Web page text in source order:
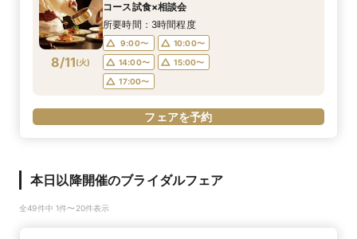
8/11(火)
コース試食×相談会
所要時間：3時間程度
9:00〜
10:00〜
14:00〜
15:00〜
17:00〜
フェアを予約
本日以降開催のブライダルフェア
全49件中 1件〜20件表示